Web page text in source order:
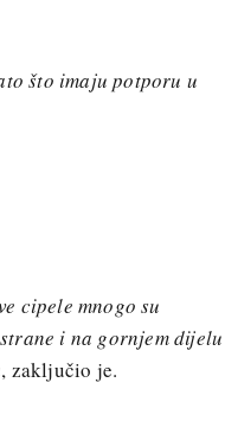
što imaju potporu u
cipele mnogo su
i na gornjem dijelu
, zaključio je.